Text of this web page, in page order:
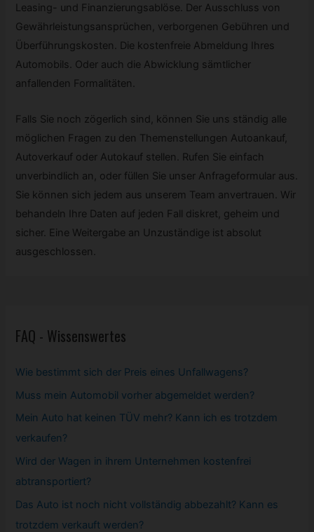
Leasing- und Finanzierungsablöse. Der Ausschluss von
Gewährleistungsansprüchen, verborgenen Gebühren und
Überführungskosten. Die kostenfreie Abmeldung Ihres
Automobils. Oder auch die Abwicklung sämtlicher
anfallenden Formalitäten.
Falls Sie noch zögerlich sind, können Sie uns ständig alle
möglichen Fragen zu den Themenstellungen Autoankauf,
Autoverkauf oder Autokauf stellen. Rufen Sie einfach
unverbindlich an, oder füllen Sie unser Anfrageformular aus.
Sie können sich jedem aus unserem Team anvertrauen. Wir
behandeln Ihre Daten auf jeden Fall diskret, geheim und
sicher. Eine Weitergabe an Unzuständige ist absolut
ausgeschlossen.
FAQ - Wissenswertes
Wie bestimmt sich der Preis eines Unfallwagens?
Muss mein Automobil vorher abgemeldet werden?
Mein Auto hat keinen TÜV mehr? Kann ich es trotzdem
verkaufen?
Wird der Wagen in ihrem Unternehmen kostenfrei
abtransportiert?
Das Auto ist noch nicht vollständig abbezahlt? Kann es
trotzdem verkauft werden?